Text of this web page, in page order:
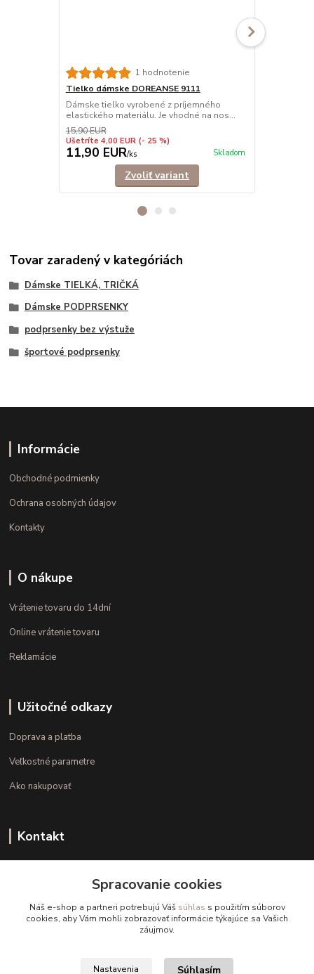
1 hodnotenie
Tielko dámske DOREANSE 9111
Dámske tielko vyrobené z príjemného
elastického materiálu. Je vhodné na nos...
15,90 EUR
Ušetríte 4,00 EUR (- 25 %)
11,90 EUR/ks Skladom
Zvoliť variant
Tovar zaradený v kategóriách
Dámske TIELKÁ, TRIČKÁ
Dámske PODPRSENKY
podprsenky bez výstuže
športové podprsenky
Informácie
Obchodné podmienky
Ochrana osobných údajov
Kontakty
O nákupe
Vrátenie tovaru do 14dní
Online vrátenie tovaru
Reklamácie
Užitočné odkazy
Doprava a platba
Veľkostné parametre
Ako nakupovať
Kontakt
(Po.-Pi. 10.00 - 15.00)
info@kvalitnaBielizen.sk
Spracovanie cookies
Náš e-shop a partneri potrebujú Váš súhlas s použitím súborov
cookies, aby Vám mohli zobrazovať informácie týkajúce sa Vašich
záujmov.
Nastavenia Súhlasím